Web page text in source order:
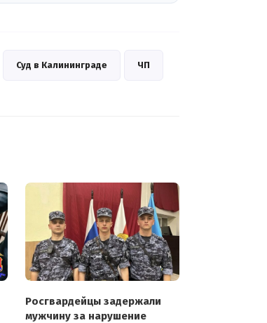
Суд в Калининграде ЧП
Росгвардейцы задержали
мужчину за нарушение